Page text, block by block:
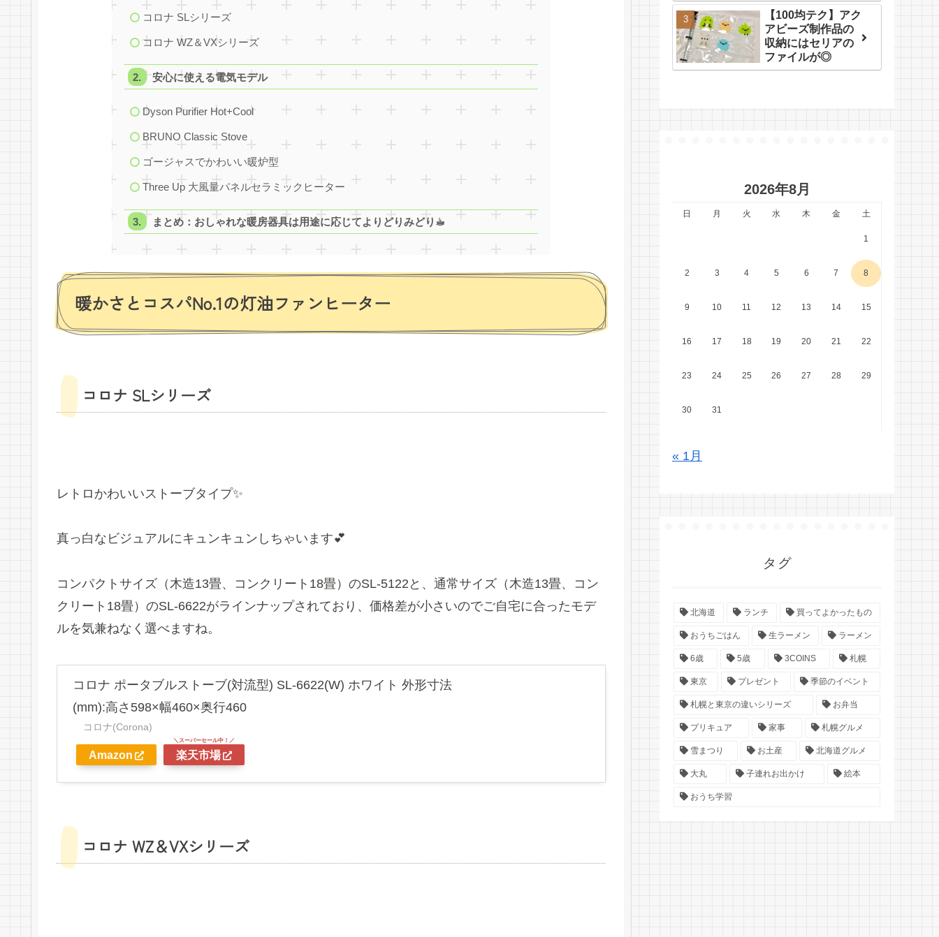
コロナ SLシリーズ
コロナ WZ＆VXシリーズ
安心に使える電気モデル
Dyson Purifier Hot+Cool
BRUNO Classic Stove
ゴージャスでかわいい暖炉型
Three Up 大風量パネルセラミックヒーター
まとめ：おしゃれな暖房器具は用途に応じてよりどりみどり☕︎
暖かさとコスパNo.1の灯油ファンヒーター
コロナ SLシリーズ
レトロかわいいストーブタイプ✨
真っ白なビジュアルにキュンキュンしちゃいます💕
コンパクトサイズ（木造13畳、コンクリート18畳）のSL-5122と、通常サイズ（木造13畳、コン
クリート18畳）のSL-6622がラインナップされており、価格差が小さいのでご自宅に合ったモデ
ルを気兼ねなく選べますね。
コロナ ポータブルストーブ(対流型) SL-6622(W) ホワイト 外形寸法
(mm):高さ598×幅460×奥行460
コロナ(Corona)
Amazon 楽天市場
コロナ WZ＆VXシリーズ
【100均テク】アク
アビーズ制作品の
収納にはセリアの
ファイルが◎
2026年8月
日 月 火 水 木 金 土
1
2 3 4 5 6 7 8
9 10 11 12 13 14 15
16 17 18 19 20 21 22
23 24 25 26 27 28 29
30 31
« 1月
タグ
北海道 ランチ 買ってよかったもの
おうちごはん 生ラーメン ラーメン
6歳 5歳 3COINS 札幌
東京 プレゼント 季節のイベント
札幌と東京の違いシリーズ お弁当
プリキュア 家事 札幌グルメ
雪まつり お土産 北海道グルメ
大丸 子連れお出かけ 絵本
おうち学習